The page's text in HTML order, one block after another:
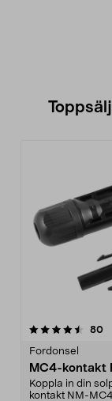
80
Fordonsel
MC4-kontakt
Koppla in din
kontakt NM-
4.5 av 5